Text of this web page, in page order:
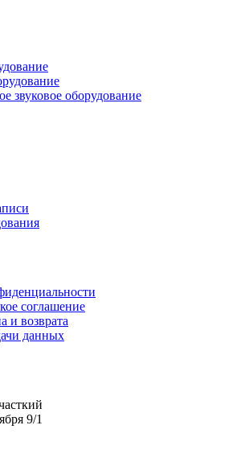
звуковое оборудование
соглашение
и возврата
данных
9/1